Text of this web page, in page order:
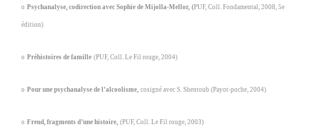
o Psychanalyse, codirection avec Sophie de Mijolla-Mellor, (PUF, Coll. Fondamental, 2008, 5e
édition)
o Préhistoires de famille (PUF, Coll. Le Fil rouge, 2004)
o Pour une psychanalyse de l’alcoolisme, cosigné avec S. Shentoub (Payot-poche, 2004)
o Freud, fragments d’une histoire, (PUF, Coll. Le Fil rouge, 2003)